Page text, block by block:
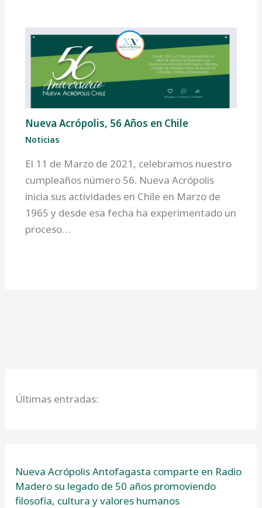
Nueva Acrópolis, 56 Años en Chile
Noticias
El 11 de Marzo de 2021, celebramos nuestro
cumpleaños número 56. Nueva Acrópolis
inicia sus actividades en Chile en Marzo de
1965 y desde esa fecha ha experimentado un
proceso…
Últimas entradas:
Nueva Acrópolis Antofagasta comparte en Radio
Madero su legado de 50 años promoviendo
filosofía, cultura y valores humanos